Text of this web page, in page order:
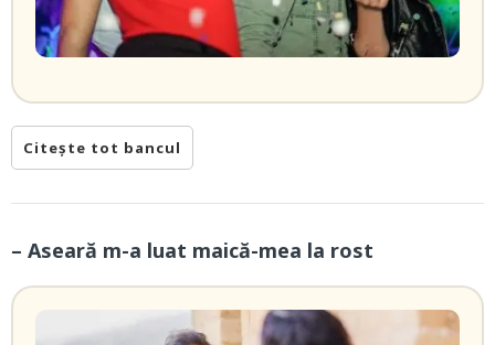
Citește tot bancul
– Aseară m-a luat maică-mea la rost